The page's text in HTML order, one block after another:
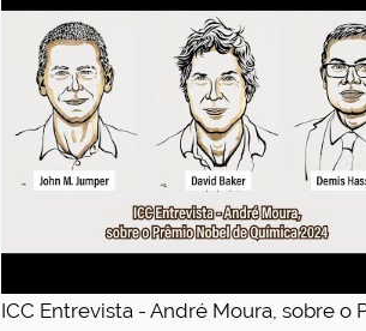
ICC Entrevista - André Moura, sobre o